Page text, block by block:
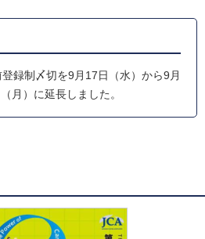
録制〆切を9月17日（水）から9月
月）に延長しました。